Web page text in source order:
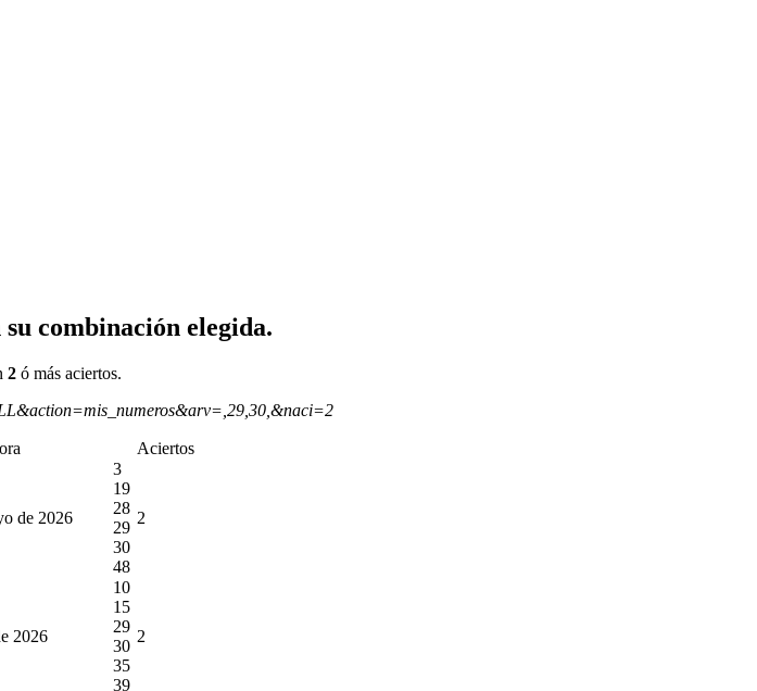
combinación elegida.
2 ó más aciertos.
Aciertos
de 2026
3
19
28
29
30
48
2
2026
10
15
29
30
35
39
2